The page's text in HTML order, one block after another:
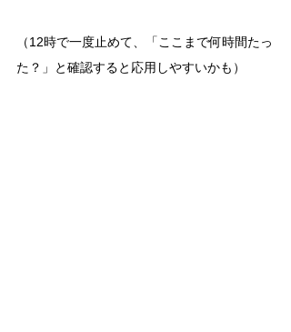
（12時で一度止めて、「ここまで何時間たっ
た？」と確認すると応用しやすいかも）